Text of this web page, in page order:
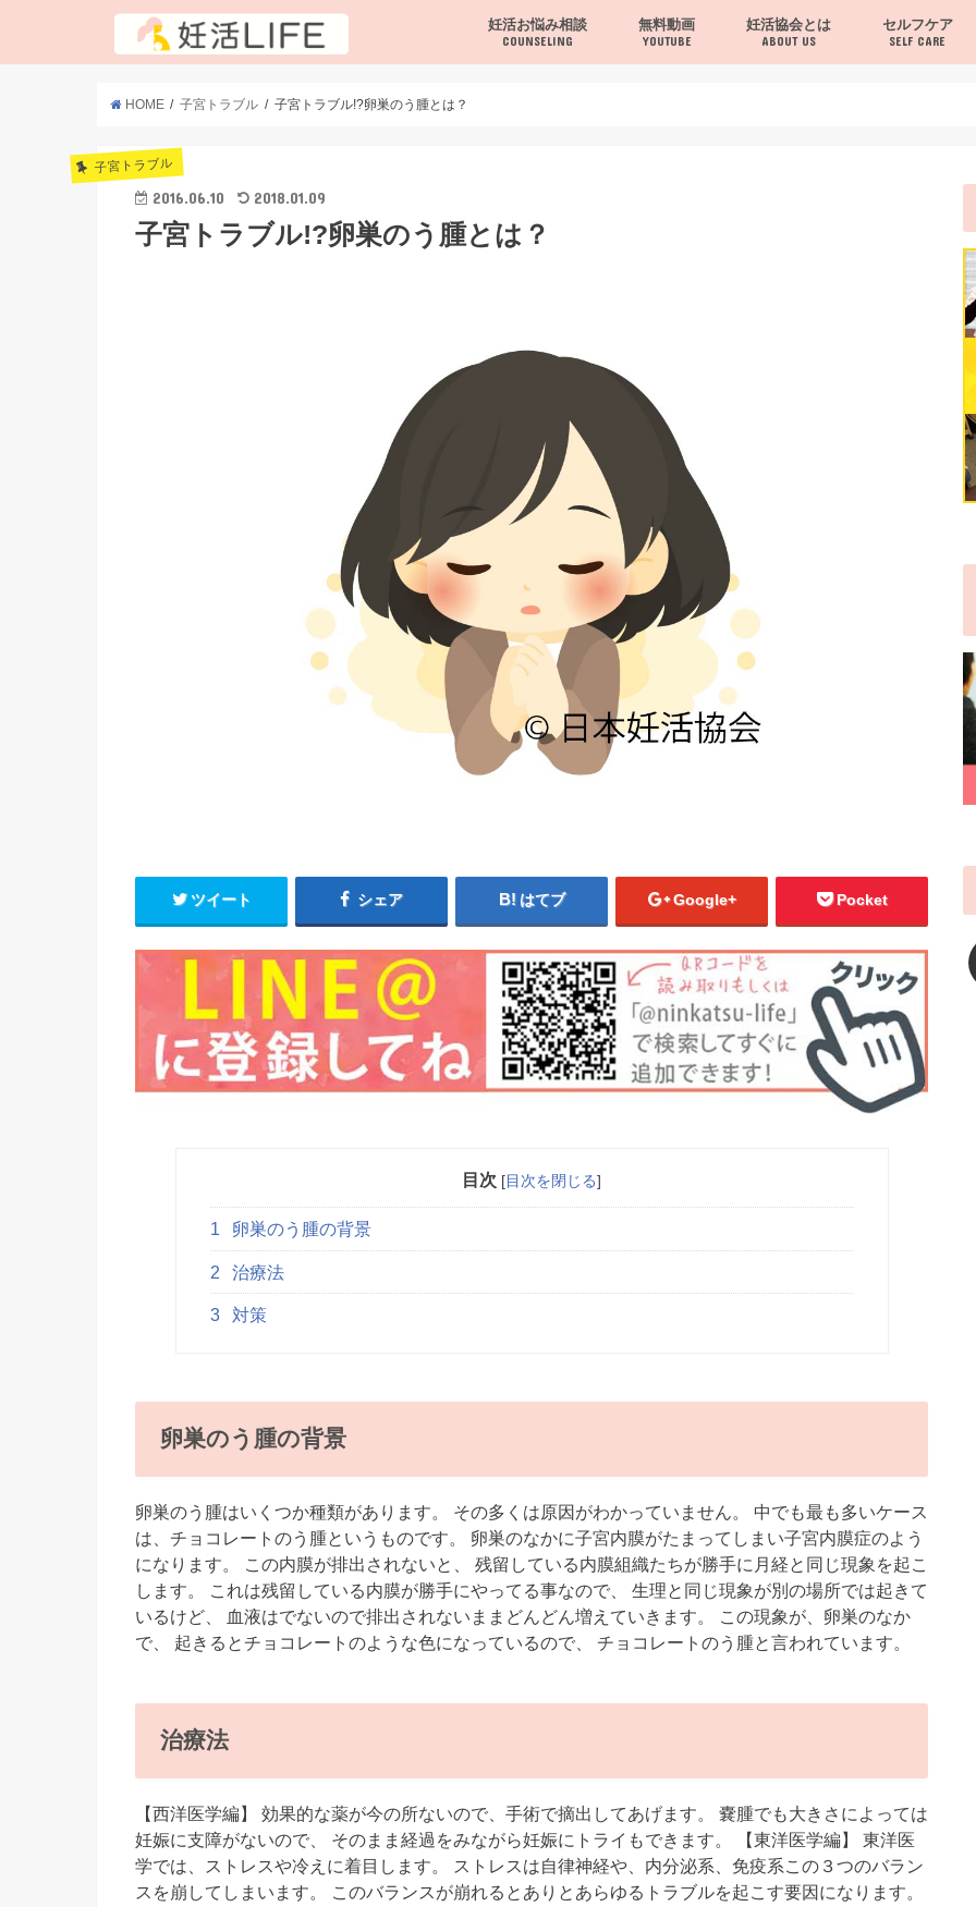
妊活お悩み相談
COUNSELING
無料動画
YOUTUBE
妊活協会とは
ABOUT US
セルフケア
SELF CARE
HOME 子宮トラブル 子宮トラブル!?卵巣のう腫とは？
子宮トラブル
2016.06.10 2018.01.09
子宮トラブル!?卵巣のう腫とは？
ツイート シェア はてブ Google+ Pocket
目次 [目次を閉じる]
1 卵巣のう腫の背景
2 治療法
3 対策
卵巣のう腫の背景
卵巣のう腫はいくつか種類があります。 その多くは原因がわかっていません。 中でも最も多いケース
は、チョコレートのう腫というものです。 卵巣のなかに子宮内膜がたまってしまい子宮内膜症のよう
になります。 この内膜が排出されないと、 残留している内膜組織たちが勝手に月経と同じ現象を起こ
します。 これは残留している内膜が勝手にやってる事なので、 生理と同じ現象が別の場所では起きて
いるけど、 血液はでないので排出されないままどんどん増えていきます。 この現象が、卵巣のなか
で、 起きるとチョコレートのような色になっているので、 チョコレートのう腫と言われています。
治療法
【西洋医学編】 効果的な薬が今の所ないので、手術で摘出してあげます。 嚢腫でも大きさによっては
妊娠に支障がないので、 そのまま経過をみながら妊娠にトライもできます。 【東洋医学編】 東洋医
学では、ストレスや冷えに着目します。 ストレスは自律神経や、内分泌系、免疫系この３つのバラン
スを崩してしまいます。 このバランスが崩れるとありとあらゆるトラブルを起こす要因になります。